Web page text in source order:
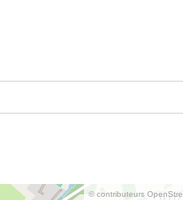
© contributeurs